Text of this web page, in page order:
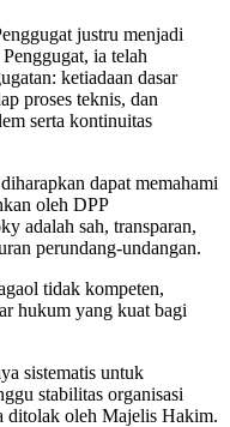
justru menjadi
ia telah
ketiadaan dasar
proses teknis, dan
serta kontinuitas
dapat memahami
oleh DPP
adalah sah, transparan,
perundang-undangan.
tidak kompeten,
hukum yang kuat bagi
sistematis untuk
stabilitas organisasi
ditolak oleh Majelis Hakim.